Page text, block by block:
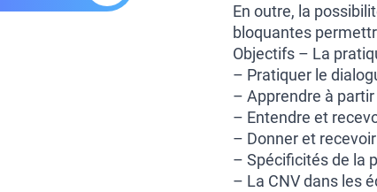
En outre, la
bloquantes
Objectifs – La
– Pratiquer le
– Apprendre à
– Entendre et
– Donner et
– Spécificités de la
– La CNV dans les